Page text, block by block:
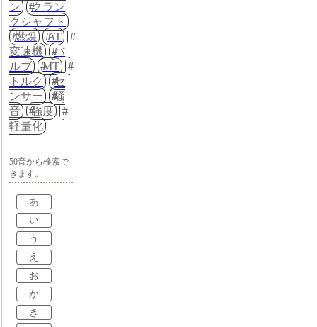
ン
クラン
クシャフト
燃焼
AT
変速機
バ
ルブ
MT
トルク
セ
ンサー
騒
音
強度
軽量化
50音から検索で
きます。
あ
い
う
え
お
か
き